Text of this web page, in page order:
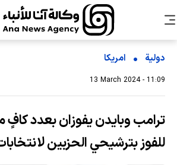
دولية امریکا
13 March 2024 - 11:09
ترامب وبايدن يفوزان بعدد كافٍ
للفوز بترشيحي الحزبين